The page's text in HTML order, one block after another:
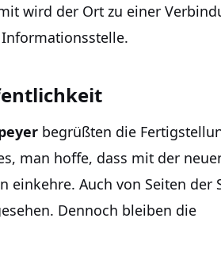
wird der Ort zu einer
begrüßten die
man hoffe, dass mit der
einkehre. Auch von Seiten der
Dennoch bleiben die